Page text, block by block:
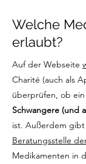
Welche
erlaubt?
Auf der Webseite
Charité (auch als
überprüfen, ob ein
Schwangere (und
ist. Außerdem gibt
Beratungsstelle
Medikamenten in